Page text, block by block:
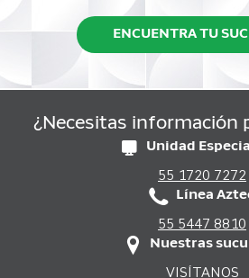
ENCUENTRA TU
¿Necesitas información
Unidad
55 1720 7272
Línea
55 5447 8810
Nuestras
VISÍTANOS